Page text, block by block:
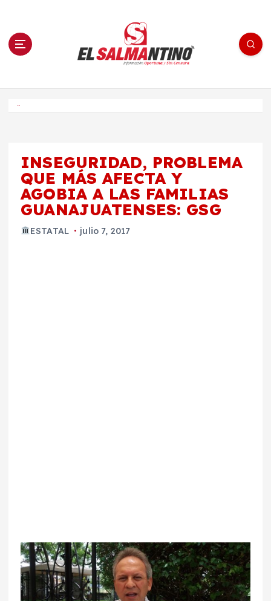
n El Salmantino - medios/noticias/editorial
INSEGURIDAD, PROBLEMA
QUE MÁS AFECTA Y
AGOBIA A LAS FAMILIAS
GUANAJUATENSES: GSG
ESTATAL julio 7, 2017